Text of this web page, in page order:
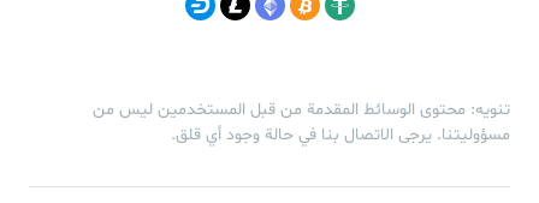
تنويه: محتوى الوسائط المقدمة من قبل المستخدمين ليس من
مسؤوليتنا. يرجى الاتصال بنا في حالة وجود أي قلق.